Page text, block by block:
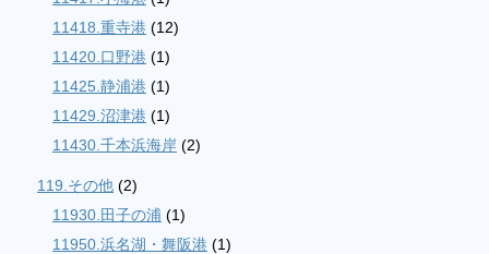
11418.重寺港 (12)
11420.口野港 (1)
11425.静浦港 (1)
11429.沼津港 (1)
11430.千本浜海岸 (2)
119.その他 (2)
11930.田子の浦 (1)
11950.浜名湖・舞阪港 (1)